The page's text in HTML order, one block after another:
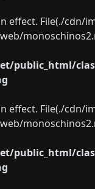
effect. File(./
public_html/
effect. File(./
public_html/